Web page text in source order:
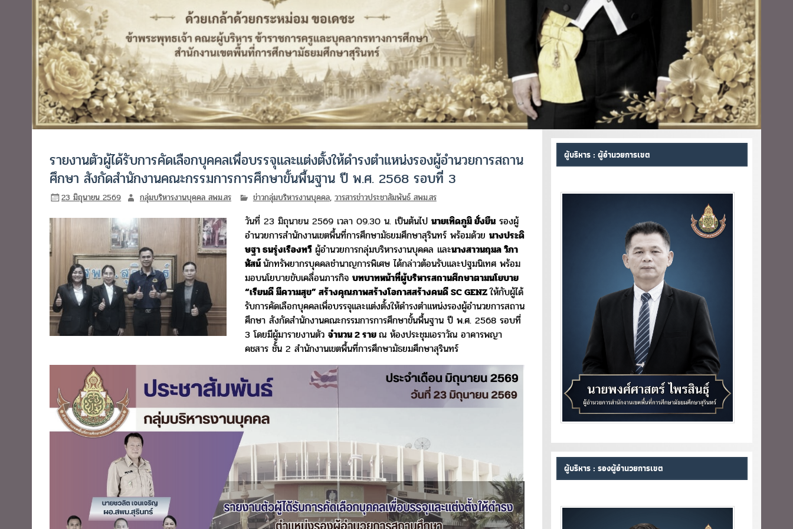
รายงานตัวผู้ได้รับการคัดเลือกบุคคลเพื่อบรรจุและแต่งตั้งให้ดำรงตำแหน่งรองผู้อำนวยการสถาน
ศึกษา สังกัดสำนักงานคณะกรรมการการศึกษาขั้นพื้นฐาน ปี พ.ศ. 2568 รอบที่ 3
23 มิถุนายน 2569 กลุ่มบริหารงานบุคคล สพม.สร ข่าวกลุ่มบริหารงานบุคคล, วารสารข่าวประชาสัมพันธ์ สพม.สร
วันที่ 23 มิถุนายน 2569 เวลา 09.30 น. เป็นต้นไป นายเทิดภูมิ ยั่งยืนรองผู้
อำนวยการสำนักงานเขตพื้นที่การศึกษามัธยมศึกษาสุรินทร์ พร้อมด้วย นางประดิ
ษฐา ธนรุ่งเรืองทวีผู้อำนวยการกลุ่มบริหารงานบุคคล และนางสาวนฤมล วิภา
หัสน์นักทรัพยากรบุคคลชำนาญการพิเศษ ได้กล่าวต้อนรับและปฐมนิเทศ พร้อม
มอบนโยบายขับเคลื่อนภารกิจ บทบาทหน้าที่ผู้บริหารสถานศึกษาตามนโยบาย
“เรียนดี มีความสุข” สร้างคุณภาพสร้างโอกาสสร้างคนดี SC GENZให้กับผู้ได้
รับการคัดเลือกบุคคลเพื่อบรรจุและแต่งตั้งให้ดำรงตำแหน่งรองผู้อำนวยการสถาน
ศึกษา สังกัดสำนักงานคณะกรรมการการศึกษาขั้นพื้นฐาน ปี พ.ศ. 2568 รอบที่
3 โดยมีผู้มารายงานตัว จำนวน 2 รายณ ห้องประชุมเอราวัณ อาคารพญา
คชสาร ชั้น 2 สำนักงานเขตพื้นที่การศึกษามัธยมศึกษาสุรินทร์
ผู้บริหาร : ผู้อำนวยการเขต
ผู้บริหาร : รองผู้อำนวยการเขต